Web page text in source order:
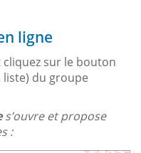
ligne
cliquez sur le bouton
du groupe
s’ouvre et propose
: